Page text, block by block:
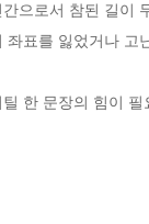
으로서 참된 길이
표를 잃었거나
한 문장의 힘이